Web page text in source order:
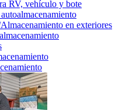
RV, vehículo y bote
en exteriores